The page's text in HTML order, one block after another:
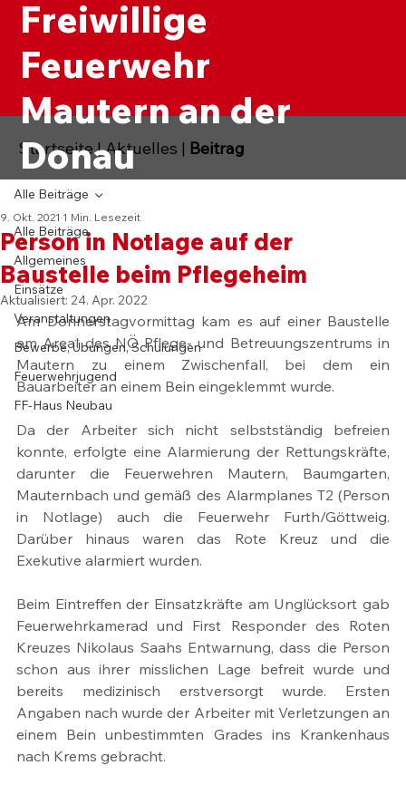
Freiwillige
Feuerwehr
Mautern an der
Donau
Alle Beiträge
Allgemeines
Einsätze
Veranstaltungen
Bewerbe, Übungen, Schulungen
Feuerwehrjugend
FF-Haus Neubau
Alle Beiträge
Person in Notlage auf der
Baustelle beim Pflegeheim
9. Okt. 2021 1 Min. Lesezeit
Aktualisiert: 24. Apr. 2022
Am Donnerstagvormittag kam es auf einer Baustelle
am Areal des NÖ Pflege- und Betreuungszentrums in
Mautern zu einem Zwischenfall, bei dem ein
Bauarbeiter an einem Bein eingeklemmt wurde.
Da der Arbeiter sich nicht selbstständig befreien
konnte, erfolgte eine Alarmierung der Rettungskräfte,
darunter die Feuerwehren Mautern, Baumgarten,
Mauternbach und gemäß des Alarmplanes T2 (Person
in Notlage) auch die Feuerwehr Furth/Göttweig.
Darüber hinaus waren das Rote Kreuz und die
Exekutive alarmiert wurden.
Beim Eintreffen der Einsatzkräfte am Unglücksort gab
Feuerwehrkamerad und First Responder des Roten
Kreuzes Nikolaus Saahs Entwarnung, dass die Person
schon aus ihrer misslichen Lage befreit wurde und
bereits medizinisch erstversorgt wurde. Ersten
Angaben nach wurde der Arbeiter mit Verletzungen an
einem Bein unbestimmten Grades ins Krankenhaus
nach Krems gebracht.
Startseite|Aktuelles | Beitrag